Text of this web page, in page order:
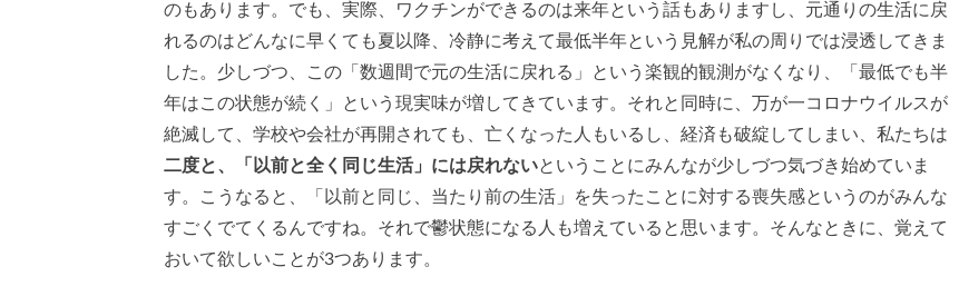
のもあります。でも、実際、ワクチンができるのは来年という話もありますし、元通りの生活に戻
れるのはどんなに早くても夏以降、冷静に考えて最低半年という見解が私の周りでは浸透してきま
した。少しづつ、この「数週間で元の生活に戻れる」という楽観的観測がなくなり、「最低でも半
年はこの状態が続く」という現実味が増してきています。それと同時に、万が一コロナウイルスが
絶滅して、学校や会社が再開されても、亡くなった人もいるし、経済も破綻してしまい、私たちは
二度と、「以前と全く同じ生活」には戻れないということにみんなが少しづつ気づき始めていま
す。こうなると、「以前と同じ、当たり前の生活」を失ったことに対する喪失感というのがみんな
すごくでてくるんですね。それで鬱状態になる人も増えていると思います。そんなときに、覚えて
おいて欲しいことが3つあります。